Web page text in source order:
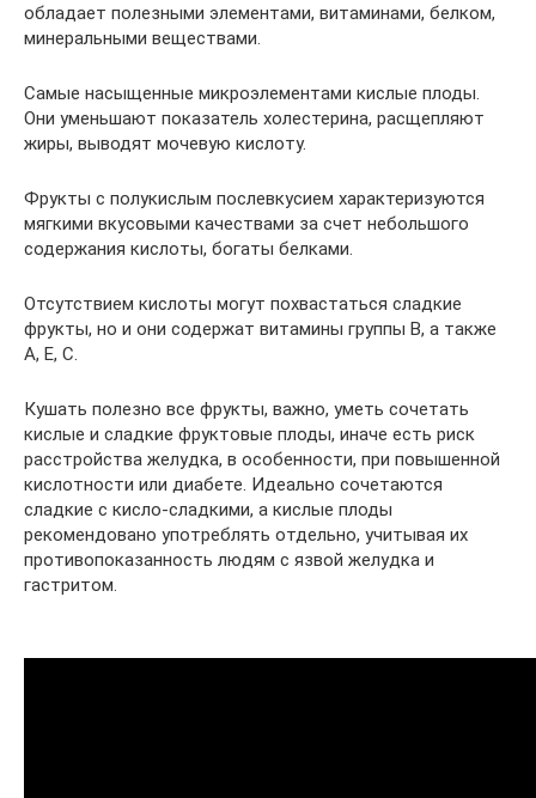
обладает полезными элементами, витаминами, белком,
минеральными веществами.
Самые насыщенные микроэлементами кислые плоды.
Они уменьшают показатель холестерина, расщепляют
жиры, выводят мочевую кислоту.
Фрукты с полукислым послевкусием характеризуются
мягкими вкусовыми качествами за счет небольшого
содержания кислоты, богаты белками.
Отсутствием кислоты могут похвастаться сладкие
фрукты, но и они содержат витамины группы В, а также
А, Е, С.
Кушать полезно все фрукты, важно, уметь сочетать
кислые и сладкие фруктовые плоды, иначе есть риск
расстройства желудка, в особенности, при повышенной
кислотности или диабете. Идеально сочетаются
сладкие с кисло-сладкими, а кислые плоды
рекомендовано употреблять отдельно, учитывая их
противопоказанность людям с язвой желудка и
гастритом.